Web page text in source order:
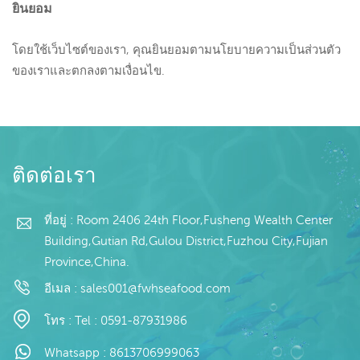
ยินยอม
โดยใช้เว็บไซต์ของเรา, คุณยินยอมตามนโยบายความเป็นส่วนตัว
ของเราและตกลงตามเงื่อนไข.
ติดต่อเรา
ที่อยู่ : Room 2406 24th Floor,Fusheng Wealth Center
Building,Gutian Rd,Gulou District,Fuzhou City,Fujian
Province,China.
อีเมล : sales001@fwhseafood.com
โทร : Tel : 0591-87931986
Whatsapp : 8613706999063